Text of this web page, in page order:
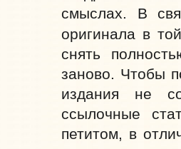
смыслах. В
оригинала в
снять
заново. Чтобы
издания не
ссылочные
петитом, в